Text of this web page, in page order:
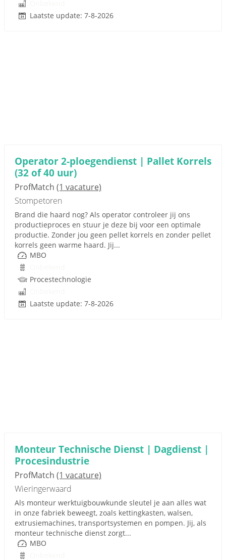
Laatste update: 7-8-2026
Operator 2-ploegendienst | Pallet Korrels
(32 of 40 uur)
ProfMatch (1 vacature)
Stompetoren
Brand die haard nog? Als operator controleer jij ons
productieproces en stuur je deze bij voor een optimale
productie. Zonder jou geen pellet korrels en zonder pellet
korrels geen warme haard. Jij...
MBO
Procestechnologie
Laatste update: 7-8-2026
Monteur Technische Dienst | Dagdienst |
Procesindustrie
ProfMatch (1 vacature)
Wieringerwaard
Als monteur werktuigbouwkunde sleutel je aan alles wat
in onze fabriek beweegt, zoals kettingkasten, walsen,
extrusiemachines, transportsystemen en pompen. Jij, als
monteur technische dienst zorgt...
MBO